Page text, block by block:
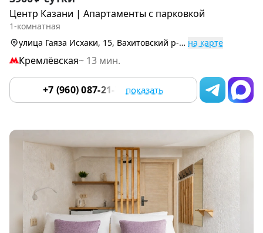
1
of
Центр Казани | Апартаменты с парковкой
1-комнатная
улица Гаяза Исхаки, 15, Вахитовский р-н (Центр) на карте
Кремлёвская~ 13 мин.
+7 (960) 087-21-78 показать